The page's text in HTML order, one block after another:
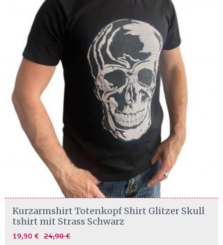
chosen
product
page
product
has
Kurzarmshirt Totenkopf Shirt Glitzer Skull
tshirt mit Strass Schwarz
24,90€
Original
19,90 € Current